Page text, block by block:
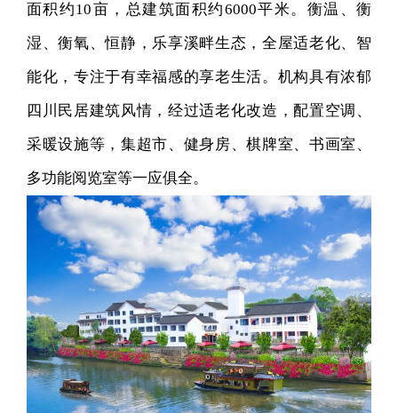
面积约10亩，总建筑面积约6000平米。衡温、衡
湿、衡氧、恒静，乐享溪畔生态，全屋适老化、智
能化，专注于有幸福感的享老生活。机构具有浓郁
四川民居建筑风情，经过适老化改造，配置空调、
采暖设施等，集超市、健身房、棋牌室、书画室、
多功能阅览室等一应俱全。